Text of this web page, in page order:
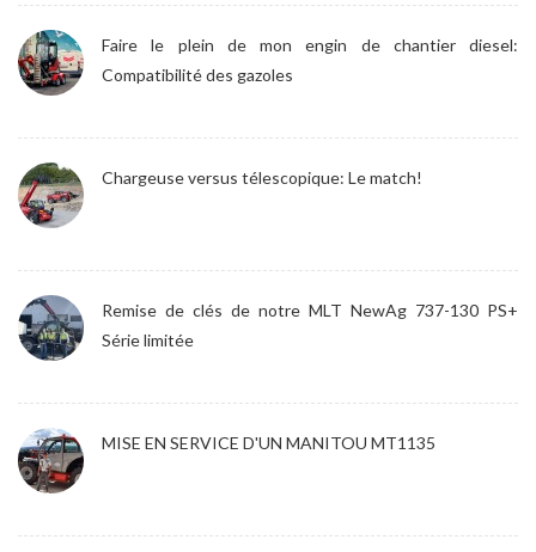
Faire le plein de mon engin de chantier diesel:
Compatibilité des gazoles
Chargeuse versus télescopique: Le match!
Remise de clés de notre MLT NewAg 737-130 PS+
Série limitée
MISE EN SERVICE D'UN MANITOU MT1135